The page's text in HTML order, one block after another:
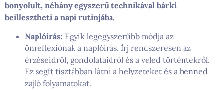
bonyolult, néhány egyszerű technikával bárki
beillesztheti a napi rutinjába.
Naplóírás: Egyik legegyszerűbb módja az
önreflexiónak a naplóírás. Írj rendszeresen az
érzéseidről, gondolataidról és a veled történtekről.
Ez segít tisztábban látni a helyzeteket és a benned
zajló folyamatokat.